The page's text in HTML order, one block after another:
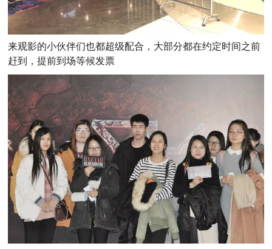
来观影的小伙伴们也都超级配合，大部分都在约定时间之前
赶到，提前到场等候发票